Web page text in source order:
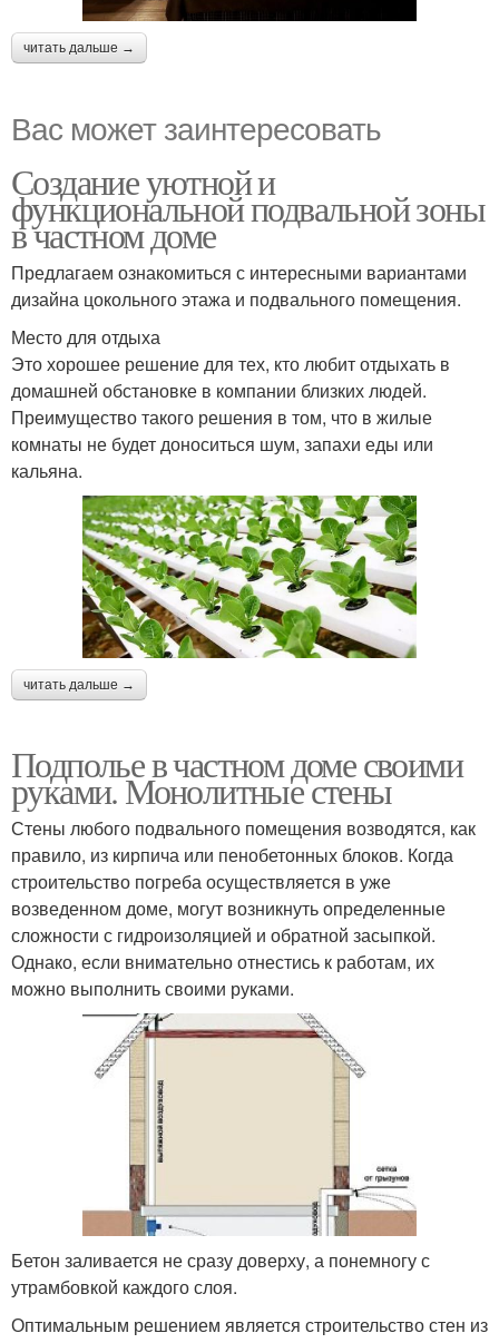
читать дальше →
Вас может заинтересовать
Создание уютной и
функциональной подвальной зоны
в частном доме
Предлагаем ознакомиться с интересными вариантами
дизайна цокольного этажа и подвального помещения.
Место для отдыха
Это хорошее решение для тех, кто любит отдыхать в
домашней обстановке в компании близких людей.
Преимущество такого решения в том, что в жилые
комнаты не будет доноситься шум, запахи еды или
кальяна.
читать дальше →
Подполье в частном доме своими
руками. Монолитные стены
Стены любого подвального помещения возводятся, как
правило, из кирпича или пенобетонных блоков. Когда
строительство погреба осуществляется в уже
возведенном доме, могут возникнуть определенные
сложности с гидроизоляцией и обратной засыпкой.
Однако, если внимательно отнестись к работам, их
можно выполнить своими руками.
Бетон заливается не сразу доверху, а понемногу с
утрамбовкой каждого слоя.
Оптимальным решением является строительство стен из